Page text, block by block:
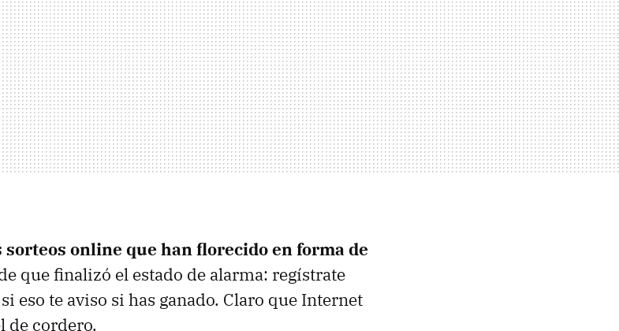
sorteos online que han florecido en forma de
que finalizó el estado de alarma: regístrate
eso te aviso si has ganado. Claro que Internet
de cordero.